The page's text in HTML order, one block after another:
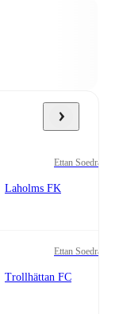
Ettan Soedra
Laholms FK
Ettan Soedra
Trollhättan FC